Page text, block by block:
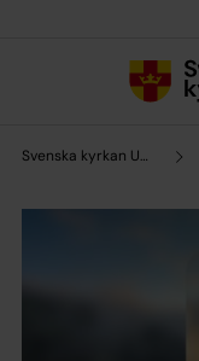
Svenska kyrkan Uppsala